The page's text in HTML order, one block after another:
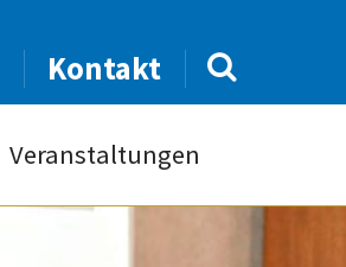
Kontakt
Veranstaltungen